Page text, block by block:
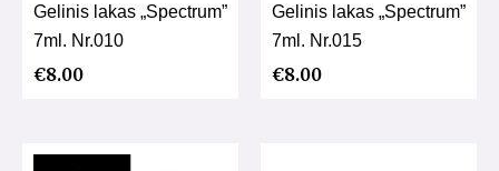
Gelinis lakas „Spectrum”
7ml. Nr.010
€8.00
Gelinis lakas „Spectrum”
7ml. Nr.015
€8.00